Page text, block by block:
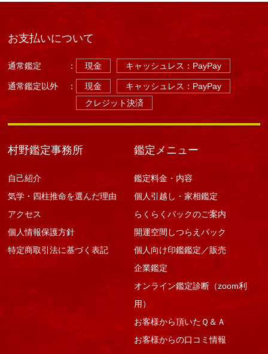
お支払いについて
通常鑑定 ： 現金 キャッシュレス：PayPay
通常鑑定以外 ： 現金
キャッシュレス：PayPay
クレジット決済
村野鑑定事務所
自己紹介
気学・四柱推命を選んだ理由
アクセス
個人情報保護方針
特定商取引法に基づく表記
鑑定メニュー
鑑定料金・内容
個人引越し・家相鑑定
らくらくパックのご案内
開運空間しつらえパック
個人向け印鑑鑑定／販売
企業鑑定
オンライン鑑定診断（zoom利
用）
お客様から頂いたＱ＆Ａ
お客様からの口コミ情報